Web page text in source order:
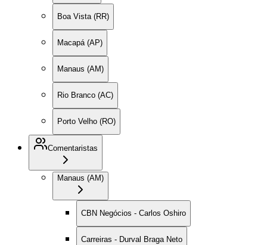
Boa Vista (RR)
Macapá (AP)
Manaus (AM)
Rio Branco (AC)
Porto Velho (RO)
Comentaristas
Manaus (AM)
CBN Negócios - Carlos Oshiro
Carreiras - Durval Braga Neto